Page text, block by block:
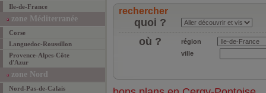
Ile-de-France
zone Méditerranée
Corse
Languedoc-Roussillon
Provence-Alpes-Côte
d'Azur
zone Nord
Nord-Pas-de-Calais
rechercher
quoi ?
où ?
région
ville